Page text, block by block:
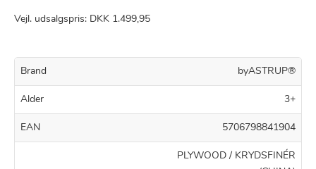
Vejl. udsalgspris: DKK 1.499,95
Brand byASTRUP®
Alder 3+
EAN 5706798841904
PLYWOOD / KRYDSFINÉR